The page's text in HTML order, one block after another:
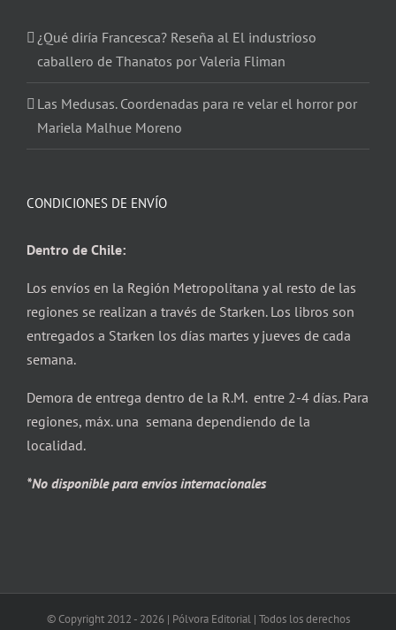
¿Qué diría Francesca? Reseña al El industrioso
caballero de Thanatos por Valeria Fliman
Las Medusas. Coordenadas para re velar el horror por
Mariela Malhue Moreno
CONDICIONES DE ENVÍO
Dentro de Chile:
Los envíos en la Región Metropolitana y al resto de las
regiones se realizan a través de Starken. Los libros son
entregados a Starken los días martes y jueves de cada
semana.
Demora de entrega dentro de la R.M. entre 2-4 días. Para
regiones, máx. una semana dependiendo de la
localidad.
*No disponible para envíos internacionales
© Copyright 2012 - 2026 | Pólvora Editorial | Todos los derechos